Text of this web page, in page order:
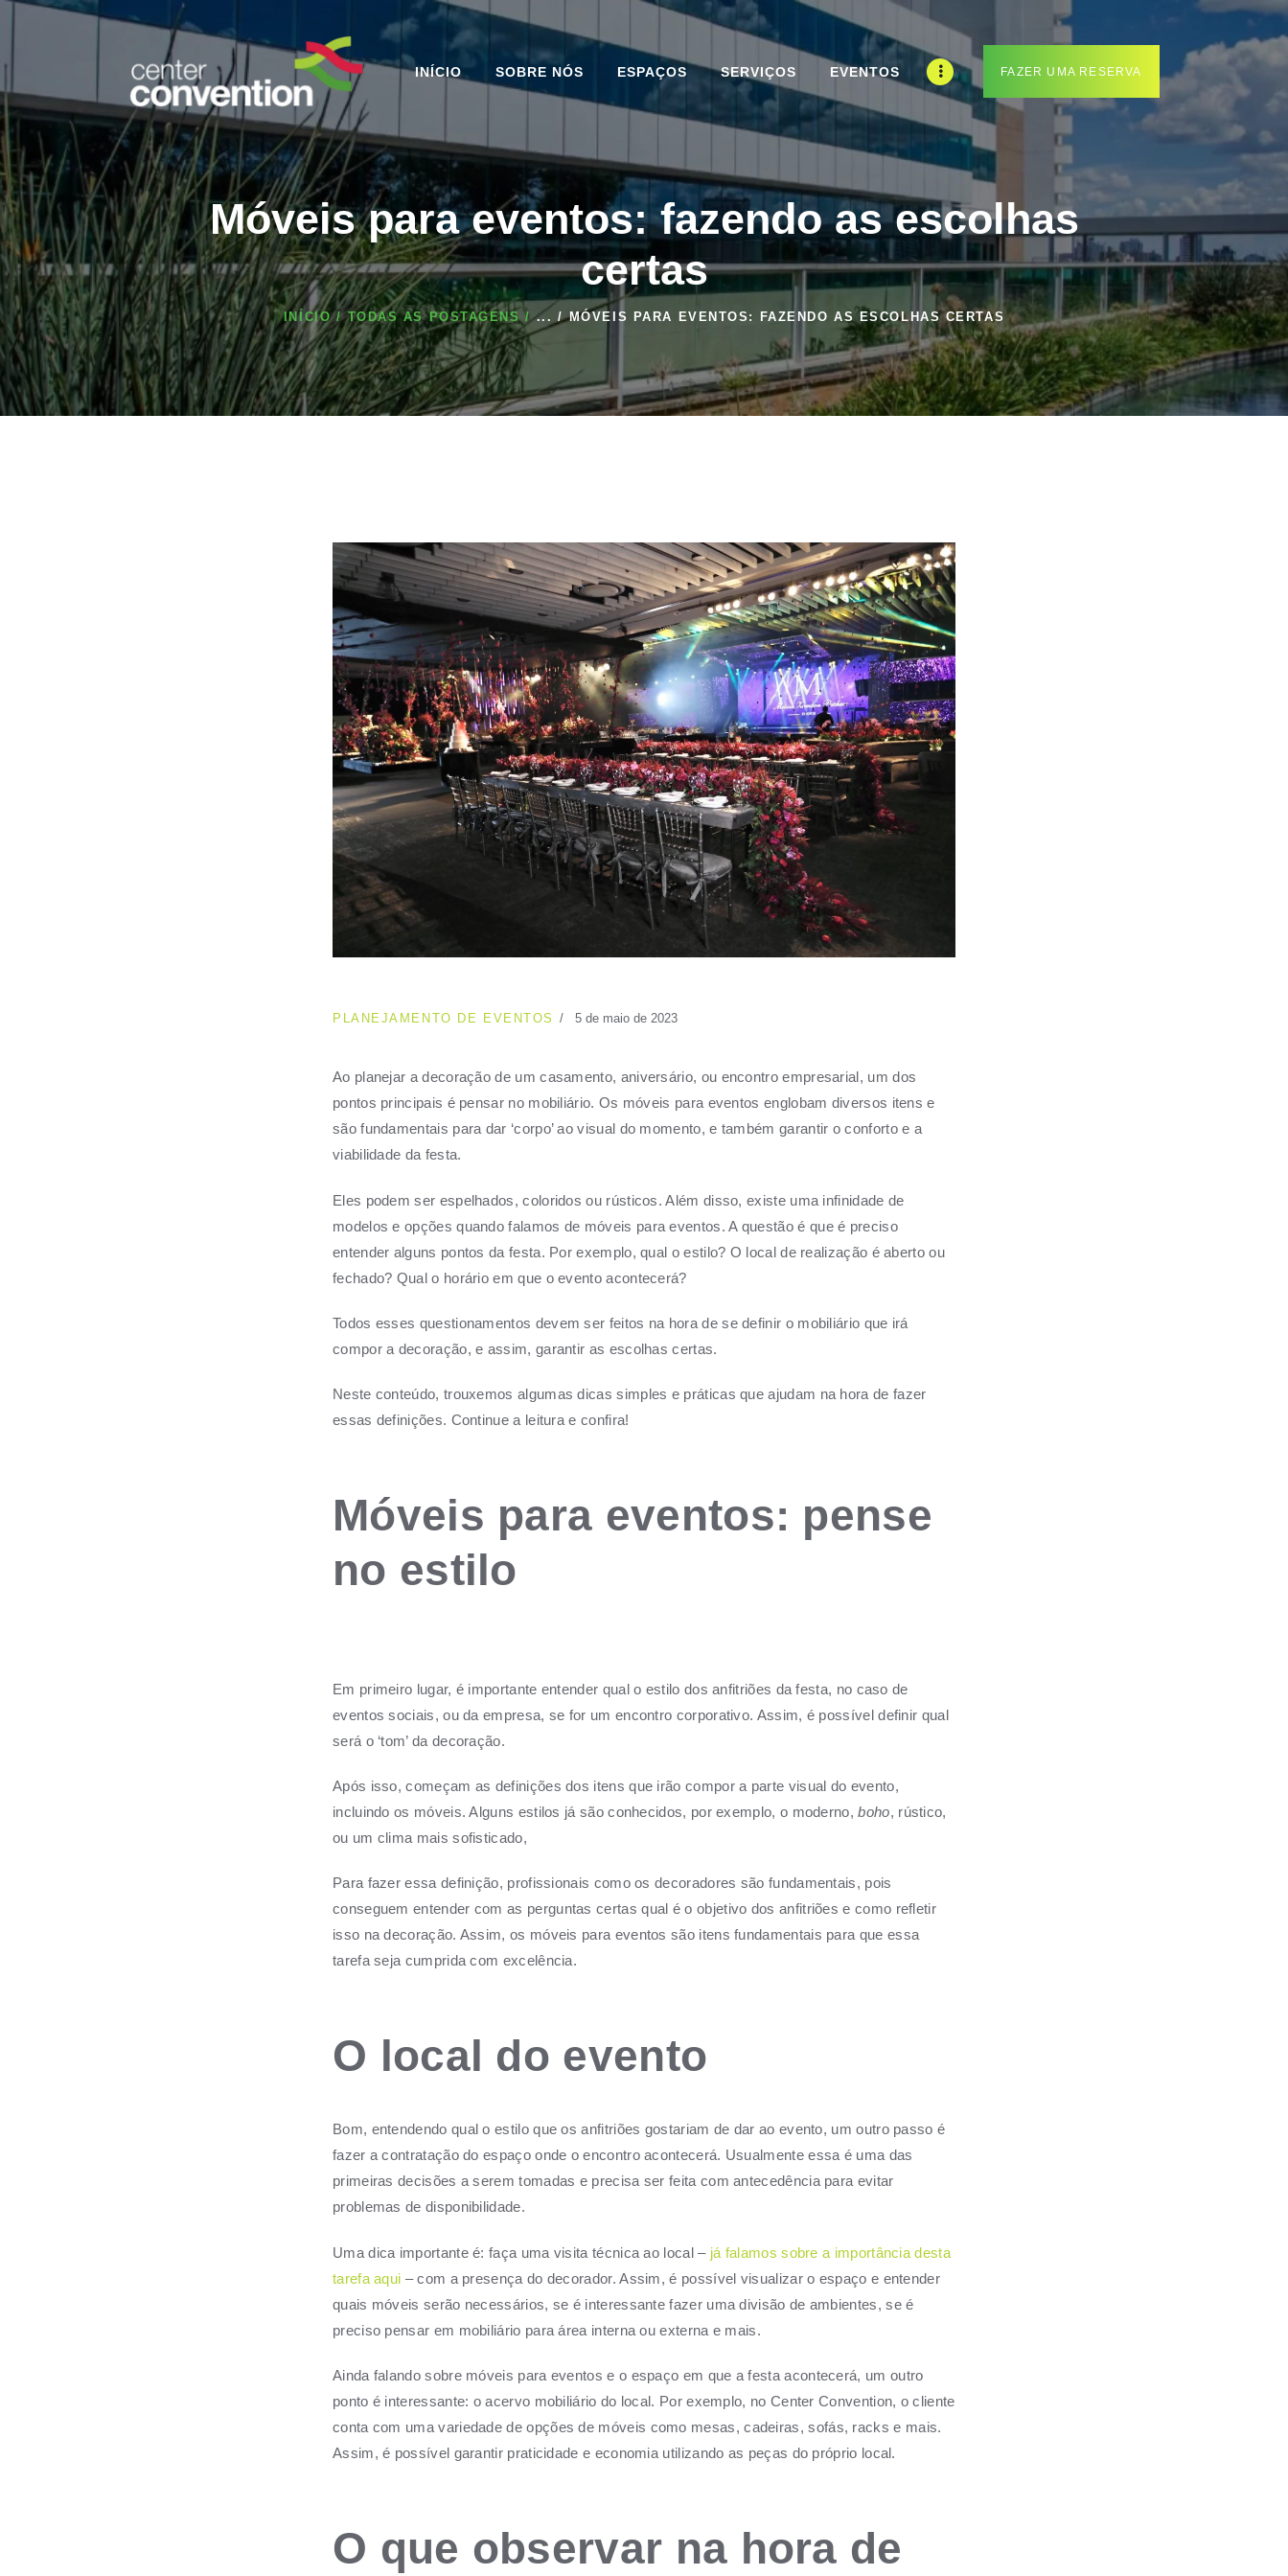
INÍCIO SOBRE NÓS ESPAÇOS SERVIÇOS EVENTOS FAZER UMA RESERVA
Móveis para eventos: fazendo as escolhas
certas
INÍCIO TODAS AS POSTAGENS ... MÓVEIS PARA EVENTOS: FAZENDO AS ESCOLHAS CERTAS
INÍCIO
SOBRE NÓS
SERVIÇOS
EVENTOS
BLOG DO CENTER
CONVENTION
COMPLEXO
CONTATO
PLANEJAMENTO DE EVENTOS 5 de maio de 2023
Ao planejar a decoração de um casamento, aniversário, ou encontro empresarial, um dos
pontos principais é pensar no mobiliário. Os móveis para eventos englobam diversos itens e
são fundamentais para dar ‘corpo’ ao visual do momento, e também garantir o conforto e a
viabilidade da festa.
Eles podem ser espelhados, coloridos ou rústicos. Além disso, existe uma infinidade de
modelos e opções quando falamos de móveis para eventos. A questão é que é preciso
entender alguns pontos da festa. Por exemplo, qual o estilo? O local de realização é aberto ou
fechado? Qual o horário em que o evento acontecerá?
Todos esses questionamentos devem ser feitos na hora de se definir o mobiliário que irá
compor a decoração, e assim, garantir as escolhas certas.
Neste conteúdo, trouxemos algumas dicas simples e práticas que ajudam na hora de fazer
essas definições. Continue a leitura e confira!
Móveis para eventos: pense
no estilo
Em primeiro lugar, é importante entender qual o estilo dos anfitriões da festa, no caso de
eventos sociais, ou da empresa, se for um encontro corporativo. Assim, é possível definir qual
será o ‘tom’ da decoração.
Após isso, começam as definições dos itens que irão compor a parte visual do evento,
incluindo os móveis. Alguns estilos já são conhecidos, por exemplo, o moderno, boho, rústico,
ou um clima mais sofisticado,
Para fazer essa definição, profissionais como os decoradores são fundamentais, pois
conseguem entender com as perguntas certas qual é o objetivo dos anfitriões e como refletir
isso na decoração. Assim, os móveis para eventos são itens fundamentais para que essa
tarefa seja cumprida com excelência.
O local do evento
Bom, entendendo qual o estilo que os anfitriões gostariam de dar ao evento, um outro passo é
fazer a contratação do espaço onde o encontro acontecerá. Usualmente essa é uma das
primeiras decisões a serem tomadas e precisa ser feita com antecedência para evitar
problemas de disponibilidade.
Uma dica importante é: faça uma visita técnica ao local – já falamos sobre a importância desta
tarefa aqui – com a presença do decorador. Assim, é possível visualizar o espaço e entender
quais móveis serão necessários, se é interessante fazer uma divisão de ambientes, se é
preciso pensar em mobiliário para área interna ou externa e mais.
Ainda falando sobre móveis para eventos e o espaço em que a festa acontecerá, um outro
ponto é interessante: o acervo mobiliário do local. Por exemplo, no Center Convention, o cliente
conta com uma variedade de opções de móveis como mesas, cadeiras, sofás, racks e mais.
Assim, é possível garantir praticidade e economia utilizando as peças do próprio local.
O que observar na hora de